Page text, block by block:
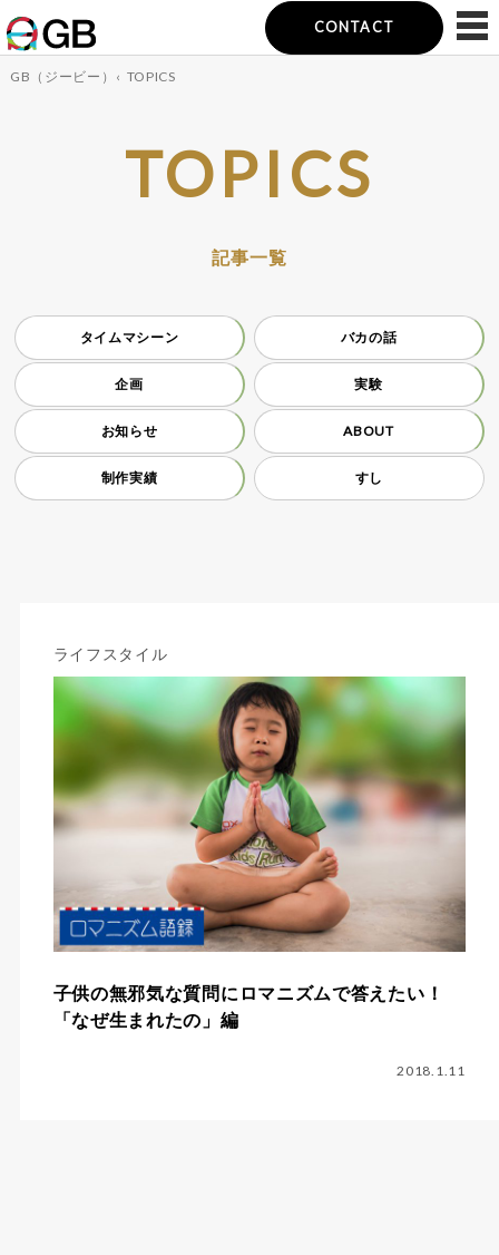
CONTACT
GB（ジービー） ‹ TOPICS
TOPICS
記事一覧
タイムマシーン バカの話
企画 実験
お知らせ ABOUT
制作実績 すし
ライフスタイル
子供の無邪気な質問にロマニズムで答えたい！
「なぜ生まれたの」編
2018.1.11